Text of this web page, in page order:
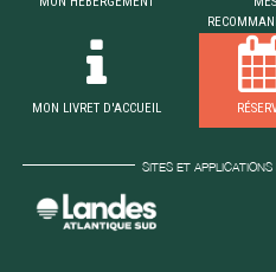
MON LIVRET D'ACCUEIL
SITES ET